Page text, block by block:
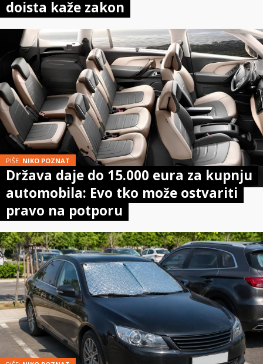
doista kaže zakon
PIŠE: NIKO POZNAT
Država daje do 15.000 eura za kupnju
automobila: Evo tko može ostvariti
pravo na potporu